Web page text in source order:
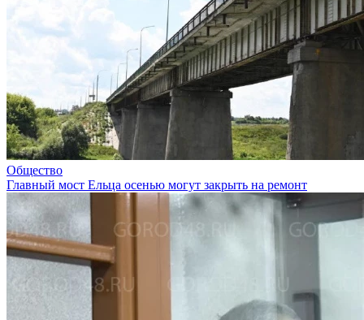
Общество
Главный мост Ельца осенью могут закрыть на ремонт